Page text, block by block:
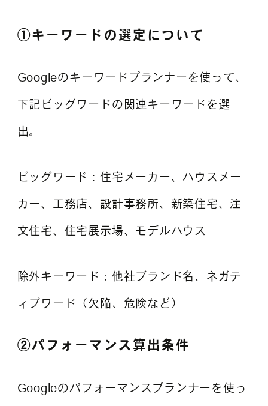
①キーワードの選定について
Googleのキーワードプランナーを使って、
下記ビッグワードの関連キーワードを選
出。
ビッグワード：住宅メーカー、ハウスメー
カー、工務店、設計事務所、新築住宅、注
文住宅、住宅展示場、モデルハウス
除外キーワード：他社ブランド名、ネガテ
ィブワード（欠陥、危険など）
②パフォーマンス算出条件
Googleのパフォーマンスプランナーを使っ